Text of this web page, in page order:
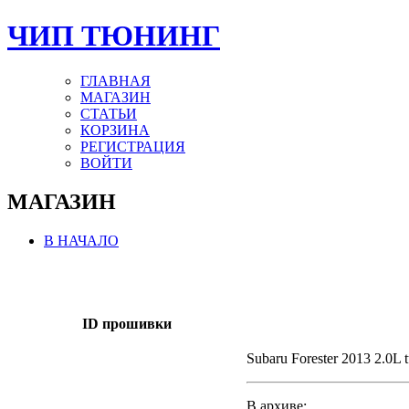
ЧИП ТЮНИНГ
ГЛАВНАЯ
МАГАЗИН
СТАТЬИ
КОРЗИНА
РЕГИСТРАЦИЯ
ВОЙТИ
МАГАЗИН
В НАЧАЛО
ID прошивки
Subaru Forester 2013 2.0L
В архиве: